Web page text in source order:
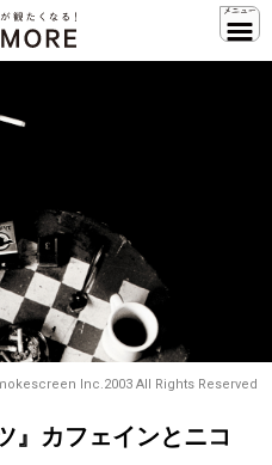
Inc.2003 All Rights Reserved
』カフェインとニコ